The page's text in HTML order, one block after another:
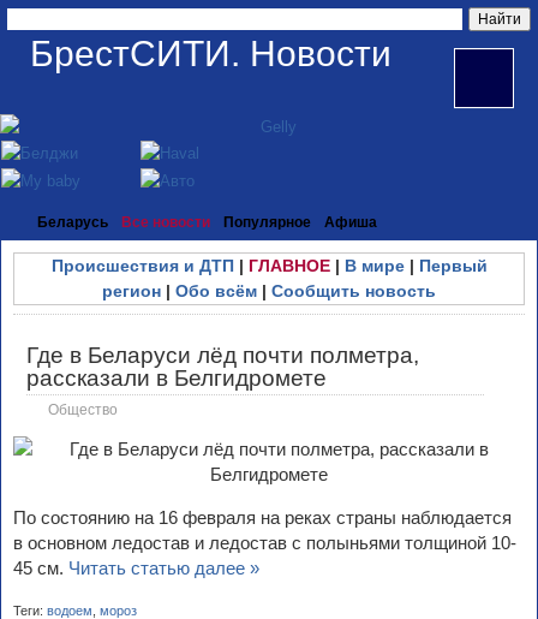
БрестСИТИ. Новости
Беларусь Все новости Популярное Афиша
Происшествия и ДТП| ГЛАВНОЕ| В мире| Первый
регион | Обо всём | Сообщить новость
Где в Беларуси лёд почти полметра,
рассказали в Белгидромете
Общество
По состоянию на 16 февраля на реках страны наблюдается
в основном ледостав и ледостав с полыньями толщиной 10-
45 см. Читать статью далее »
Теги: водоем мороз